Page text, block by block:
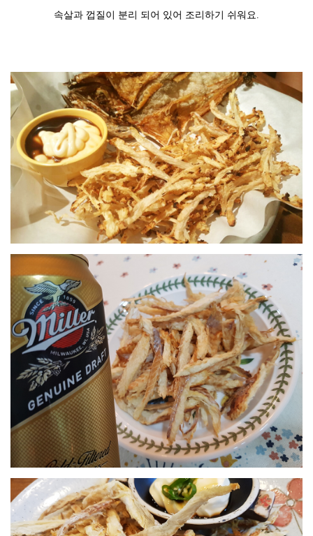
속살과 껍질이 분리 되어 있어 조리하기 쉬워요.